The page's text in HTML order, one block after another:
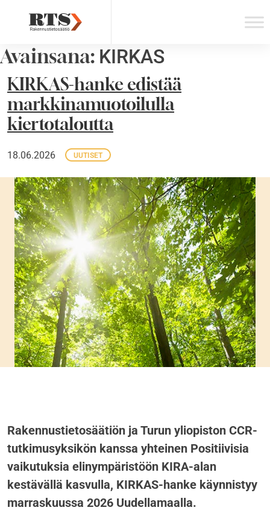
Avainsana: KIRKAS
KIRKAS-hanke edistää
markkinamuotoilulla
kiertotaloutta
18.06.2026 UUTISET
Rakennustietosäätiön ja Turun yliopiston CCR-
tutkimusyksikön kanssa yhteinen Positiivisia
vaikutuksia elinympäristöön KIRA-alan
kestävällä kasvulla, KIRKAS-hanke käynnistyy
marraskuussa 2026 Uudellamaalla.